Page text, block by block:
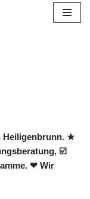
Heiligenbrunn. ★
☑️
❤ Wir